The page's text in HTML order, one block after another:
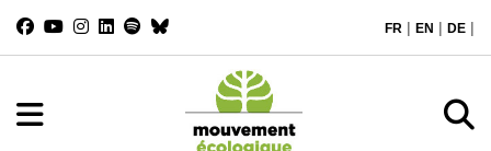
FR | EN | DE |